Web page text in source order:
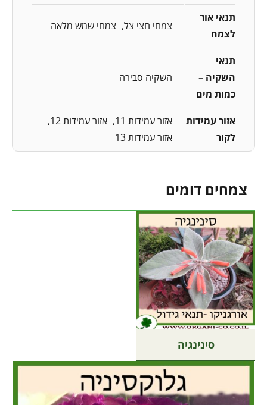
תנאי אור
לצמח
צמחי חצי צל צמחי שמש מלאה
תנאי
השקיה –
כמות מים
השקיה סבירה
אזור עמידות
לקור
אזור עמידות 11
אזור עמידות 12
אזור עמידות 13
צמחים דומים
סינינגיה